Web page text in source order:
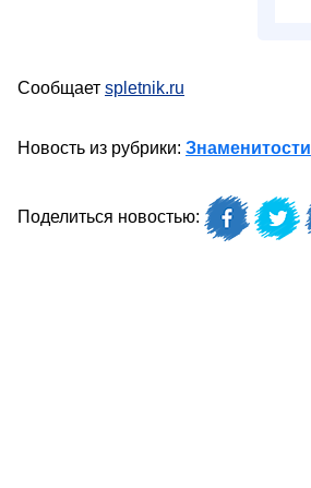
Сообщает spletnik.ru
Новость из рубрики: Знаменитости
Поделиться новостью: